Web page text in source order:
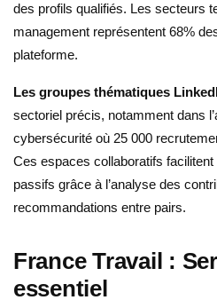
des profils qualifiés. Les secteurs
management représentent 68%
plateforme.
Les groupes thématiques
sectoriel précis, notamment dans
cybersécurité où 25 000
Ces espaces collaboratifs facilitent
passifs grâce à l’analyse des
recommandations entre pairs.
France Travail :
essentiel